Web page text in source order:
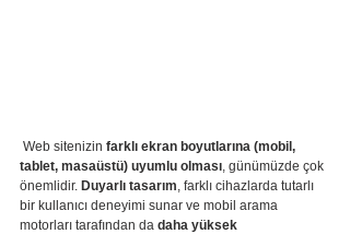
Web sitenizin farklı ekran boyutlarına (mobil,
tablet, masaüstü) uyumlu olması, günümüzde çok
önemlidir. Duyarlı tasarım, farklı cihazlarda tutarlı
bir kullanıcı deneyimi sunar ve mobil arama
motorları tarafından da daha yüksek